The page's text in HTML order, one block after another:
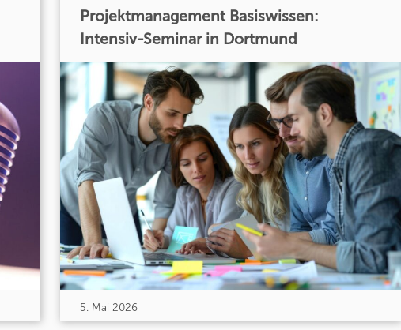
Projektmanagement Basiswissen:
Intensiv-Seminar in Dortmund
5. Mai 2026